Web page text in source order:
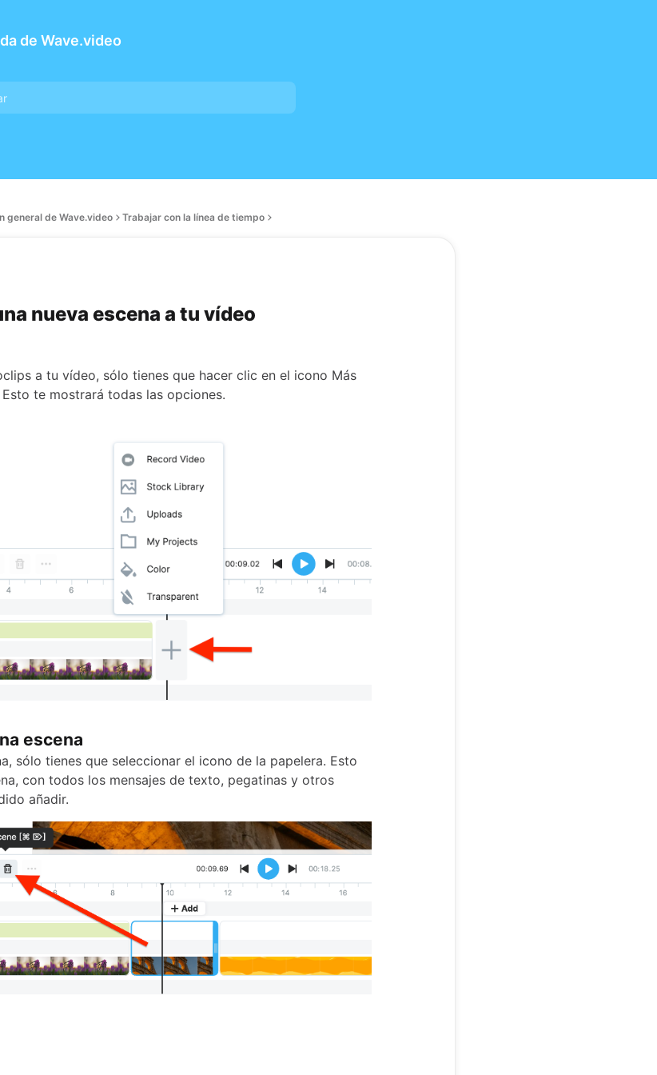
de Wave.video
general de Wave.video Trabajar con la línea de tiempo
nueva escena a tu vídeo
a tu vídeo, sólo tienes que hacer clic en el icono Más
te mostrará todas las opciones.
escena
sólo tienes que seleccionar el icono de la papelera. Esto
con todos los mensajes de texto, pegatinas y otros
añadir.